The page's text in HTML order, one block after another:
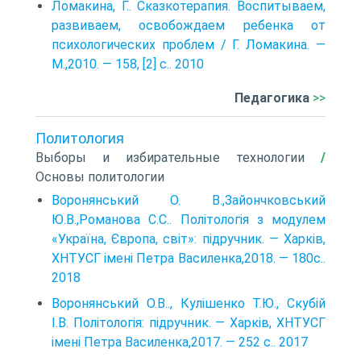
Ломакина, Г.. Сказкотерапия. Воспитываем,
развиваем, освобожда­ем ребенка от
психологических проблем / Г. Ломакина. —
М.,2010. — 158, [2] с.. 2010
Педагогика >>
Политология
Выборы и избирательные технологии /
Основы политологии
Воронянський О. В.,Зайончковський
Ю.В.,Романова С.С.. Політологія з модулем
«Україна, Європа, світ»: підручник. — Харків,
ХНТУСГ імені Петра Василенка,2018. — 180с..
2018
Воронянський О.В.., Кулішенко Т.Ю., Скубій
І.В. Політологія: підручник. — Харків, ХНТУСГ
імені Петра Василенка,2017. — 252 с.. 2017